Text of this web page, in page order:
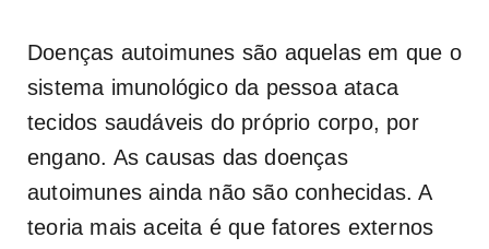
Doenças autoimunes são aquelas em que o
sistema imunológico da pessoa ataca
tecidos saudáveis do próprio corpo, por
engano. As causas das doenças
autoimunes ainda não são conhecidas. A
teoria mais aceita é que fatores externos